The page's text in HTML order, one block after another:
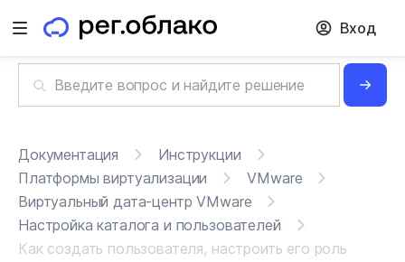
Открыть меню Вход
Документация
Инструкции
Платформы виртуализации
VMware
Виртуальный дата-центр VMware
Настройка каталога и пользователей
Как создать пользователя, настроить его роль